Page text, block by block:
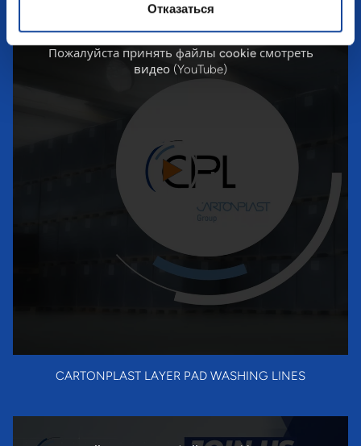
Отказаться
Пожалуйста принять файлы cookieсмотреть
видео (YouTube)
CARTONPLAST LAYER PAD WASHING LINES